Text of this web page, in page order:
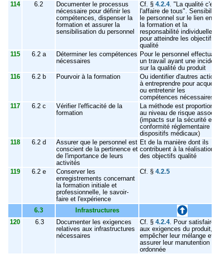
114
6.2
Documenter le processus
nécessaire pour définir les
compétences, dispenser la
formation et assurer la
sensibilisation du personnel
Cf. § 4.2.4. "La qualité c'est
l'affaire de tous". S
le personnel sur le lien entre
la formation et la
responsabilité individuelle
pour atteindre les objectifs
qualité
115
6.2 a
Déterminer les compétences
nécessaires
Pour le personnel effectuant
un travail ayant une
sur la qualité du produit
116
6.2 b Pourvoir à la formation
Ou identifier d'autres
à entreprendre pour acquérir
ou entretenir les
compétences nécessaires.
117
6.2 c
Vérifier l'efficacité de la
formation
La méthode est
au niveau de risque associé
(impacts sur la sécurité et
conformité réglementaire
dispositifs médicaux)
118
6.2 d
Assurer que le personnel est
conscient de la pertinence et
de l'importance de leurs
activités
Et de la manière dont ils
contribuent à la réalisation
des objectifs qualité
119 6.2 e
Conserver les
enregistrements concernant
la formation initiale et
professionnelle, le savoir-
faire et l'expérience
Cf. § 4.2.5
6.3
Infrastructures
120
6.3
Documenter les exigences
relatives aux infrastructures
nécessaires
Cf. § 4.2.4. Pour satisfaire
aux exigences du produit,
empêcher leur mélange et
assurer leur manutention
ordonnée